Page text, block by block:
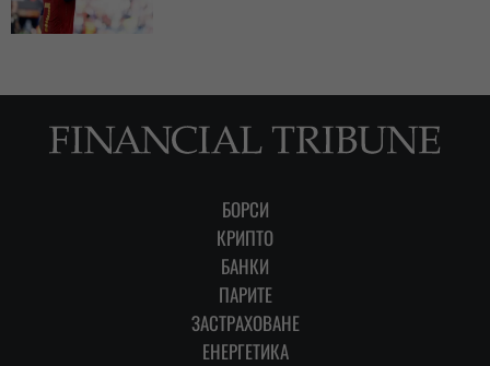
БОРСИ
КРИПТО
БАНКИ
ПАРИТЕ
ЗАСТРАХОВАНЕ
ЕНЕРГЕТИКА